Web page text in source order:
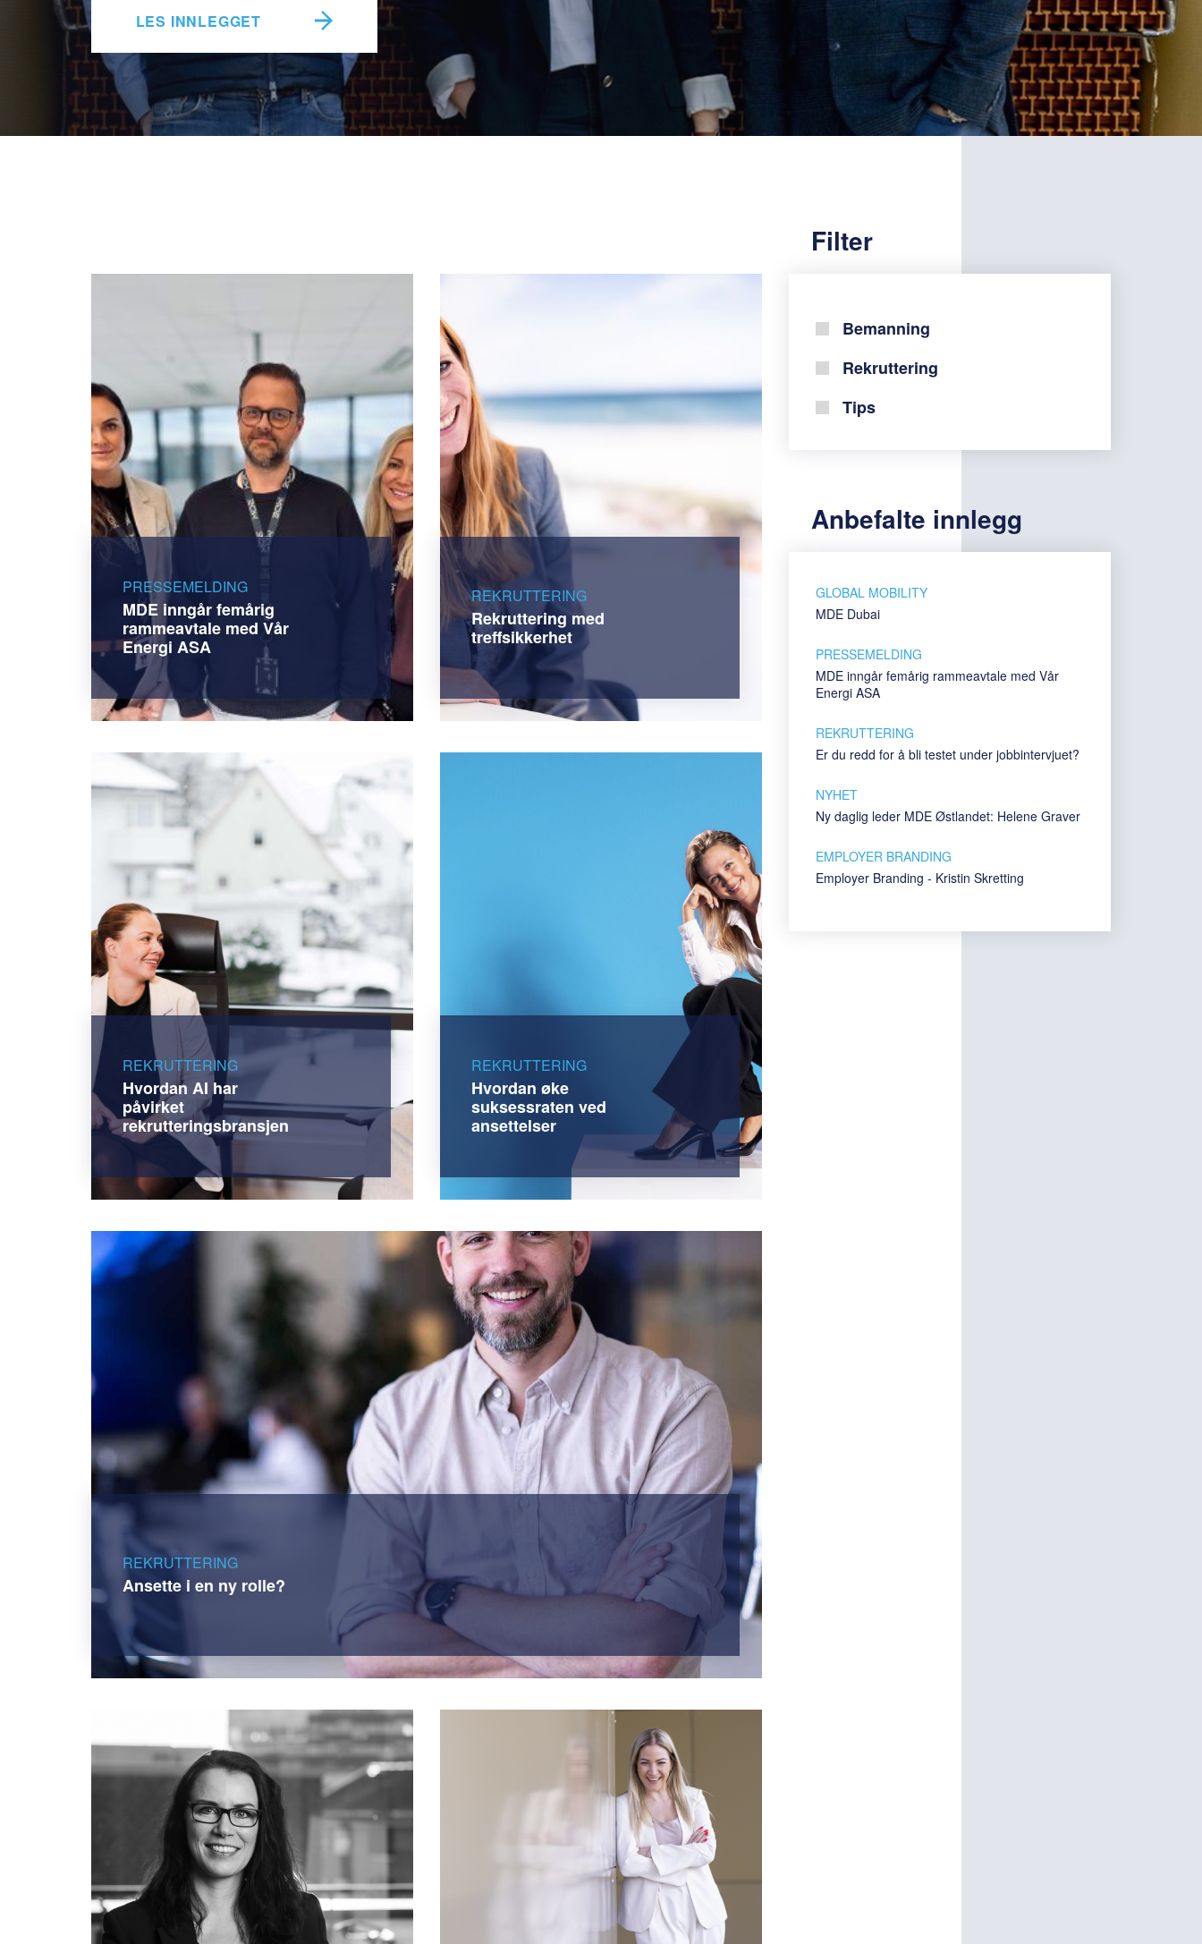
LES INNLEGGET
Filter
PRESSEMELDING
MDE inngår femårig
rammeavtale med Vår
Energi ASA
REKRUTTERING
Rekruttering med
treffsikkerhet
REKRUTTERING
Hvordan AI har
påvirket
rekrutteringsbransjen
REKRUTTERING
Hvordan øke
suksessraten ved
ansettelser
REKRUTTERING
Ansette i en ny rolle?
Bemanning
Rekruttering
Tips
Anbefalte innlegg
GLOBAL MOBILITY
MDE Dubai
PRESSEMELDING
MDE inngår femårig rammeavtale med Vår
Energi ASA
REKRUTTERING
Er du redd for å bli testet under jobbintervjuet?
NYHET
Ny daglig leder MDE Østlandet: Helene Graver
EMPLOYER BRANDING
Employer Branding - Kristin Skretting